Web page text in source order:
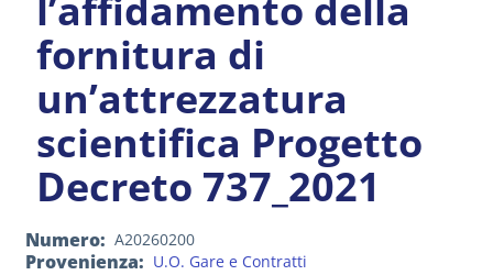
fornitura di
un’attrezzatura
scientifica Progetto
Decreto 737_2021
Numero A20260200
Provenienza U.O. Gare e Contratti